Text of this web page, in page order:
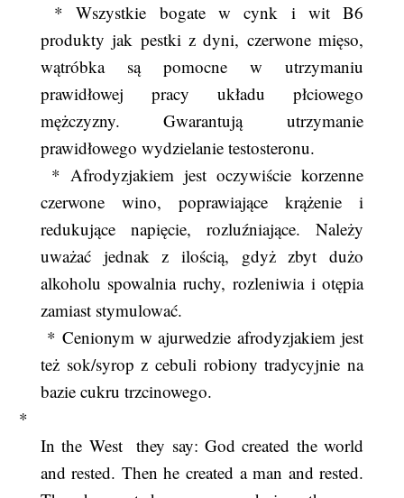
* Wszystkie bogate w cynk i wit B6
produkty jak pestki z dyni, czerwone mięso,
wątróbka są pomocne w utrzymaniu
prawidłowej pracy układu płciowego
mężczyzny. Gwarantują utrzymanie
prawidłowego wydzielanie testosteronu.
* Afrodyzjakiem jest oczywiście korzenne
czerwone wino, poprawiające krążenie i
redukujące napięcie, rozluźniające. Należy
uważać jednak z ilością, gdyż zbyt dużo
alkoholu spowalnia ruchy, rozleniwia i otępia
zamiast stymulować.
* Cenionym w ajurwedzie afrodyzjakiem jest
też sok/syrop z cebuli robiony tradycyjnie na
bazie cukru trzcinowego.
*
In the West they say: God created the world
and rested. Then he created a man and rested.